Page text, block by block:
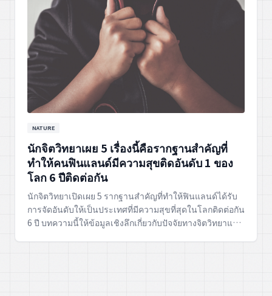
NATURE
นักจิตวิทยาเผย 5 เรื่องนี้คือรากฐานสำคัญที่
ทำให้คนฟินแลนด์มีความสุขติดอันดับ 1 ของ
โลก 6 ปีติดต่อกัน
นักจิตวิทยาเปิดเผย 5 รากฐานสำคัญที่ทำให้ฟินแลนด์ได้รับ
การจัดอันดับให้เป็นประเทศที่มีความสุขที่สุดในโลกติดต่อกัน
6 ปี บทความนี้ให้ข้อมูลเชิงลึกเกี่ยวกับปัจจัยทางจิตวิทยาและ